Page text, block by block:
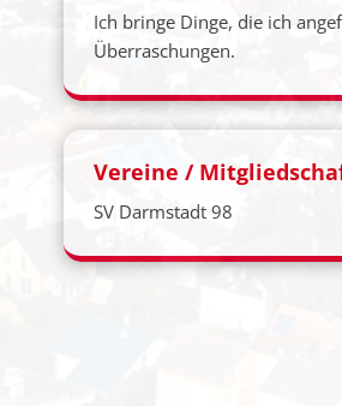
Ich bringe Dinge, die ich
Überraschungen.
Vereine /
SV Darmstadt 98